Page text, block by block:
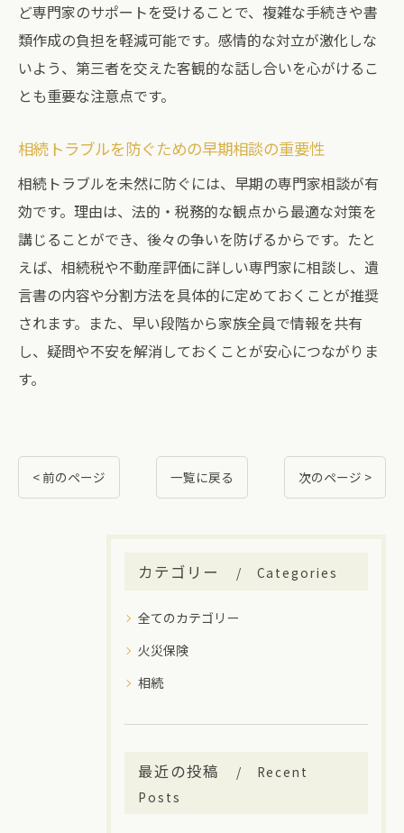
ど専門家のサポートを受けることで、複雑な手続きや書
類作成の負担を軽減可能です。感情的な対立が激化しな
いよう、第三者を交えた客観的な話し合いを心がけるこ
とも重要な注意点です。
相続トラブルを防ぐための早期相談の重要性
相続トラブルを未然に防ぐには、早期の専門家相談が有
効です。理由は、法的・税務的な観点から最適な対策を
講じることができ、後々の争いを防げるからです。たと
えば、相続税や不動産評価に詳しい専門家に相談し、遺
言書の内容や分割方法を具体的に定めておくことが推奨
されます。また、早い段階から家族全員で情報を共有
し、疑問や不安を解消しておくことが安心につながりま
す。
< 前のページ 一覧に戻る 次のページ >
カテゴリー Categories
全てのカテゴリー
火災保険
相続
最近の投稿
Recent
Posts